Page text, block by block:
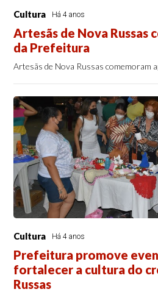
Cultura Há 4 anos
Artesãs de Nova Russas
da Prefeitura
Artesãs de Nova Russas comemoram
Cultura Há 4 anos
Prefeitura promove
fortalecer a cultura do
Russas